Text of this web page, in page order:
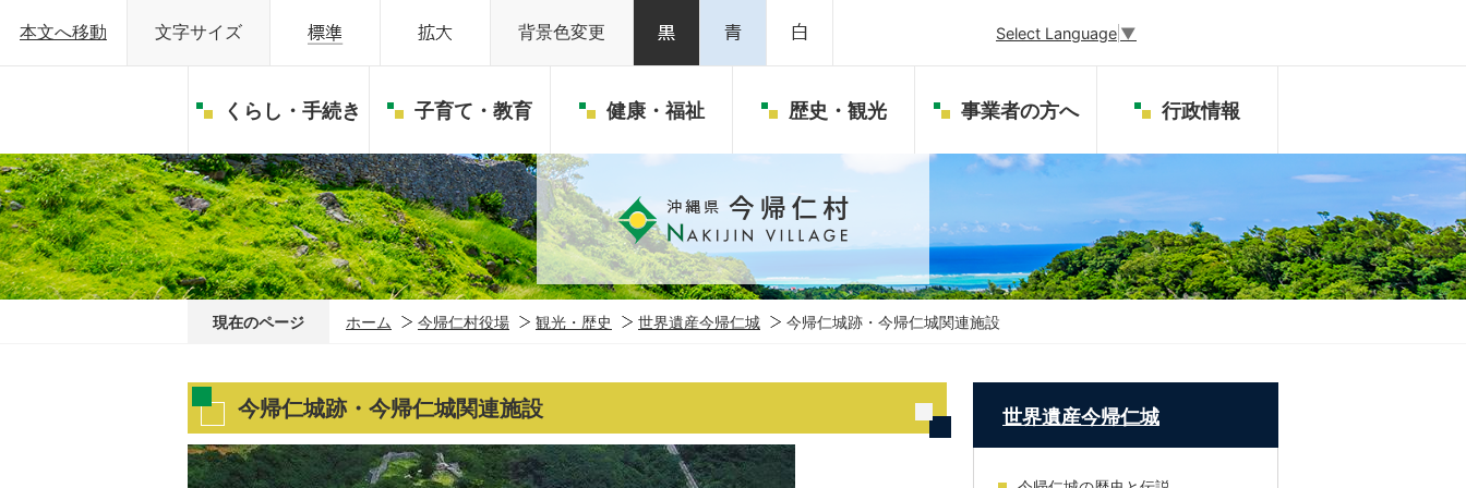
本文へ移動 文字サイズ 背景色変更 Select Language ▼
くらし・手続き 子育て・教育 健康・福祉 歴史・観光 事業者の方へ 行政情報
現在のページ ホーム 今帰仁村役場 観光・歴史 世界遺産今帰仁城 今帰仁城跡・今帰仁城関連施設
今帰仁城跡・今帰仁城関連施設 世界遺産今帰仁城